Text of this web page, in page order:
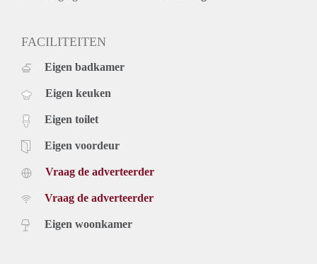
FACILITEITEN
Eigen badkamer
Eigen keuken
Eigen toilet
Eigen voordeur
Vraag de adverteerder
Vraag de adverteerder
Eigen woonkamer